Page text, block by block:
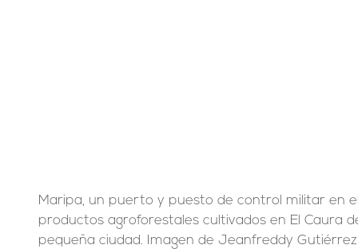
Maripa, un puerto y puesto de control militar en
productos agroforestales cultivados en El Caura
pequeña ciudad. Imagen de Jeanfreddy Gutiérrez